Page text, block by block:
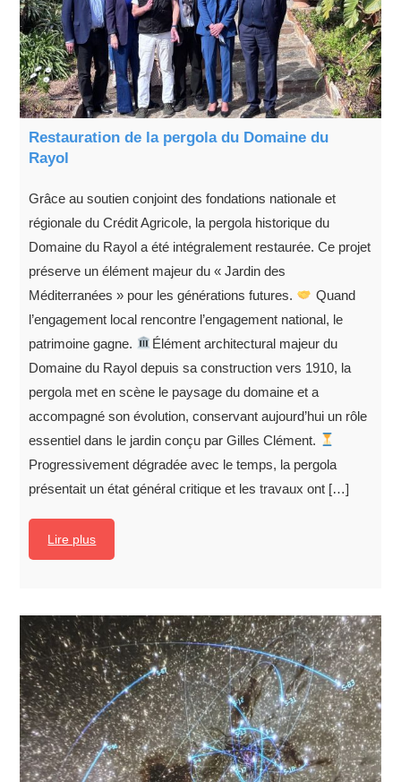
Restauration de la pergola du Domaine du
Rayol
Grâce au soutien conjoint des fondations nationale et
régionale du Crédit Agricole, la pergola historique du
Domaine du Rayol a été intégralement restaurée. Ce projet
préserve un élément majeur du « Jardin des
Méditerranées » pour les générations futures.
Quand
l’engagement local rencontre l’engagement national, le
patrimoine gagne.
Élément architectural majeur du
Domaine du Rayol depuis sa construction vers 1910, la
pergola met en scène le paysage du domaine et a
accompagné son évolution, conservant aujourd’hui un rôle
essentiel dans le jardin conçu par Gilles Clément.
Progressivement dégradée avec le temps, la pergola
présentait un état général critique et les travaux ont […]
Lire plus